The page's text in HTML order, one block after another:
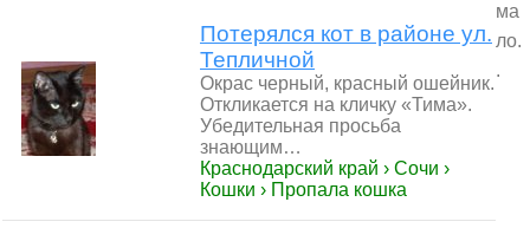
Потерялся кот в районе ул.
Тепличной
Окрас черный, красный ошейник.
Откликается на кличку «Тима».
Убедительная просьба
знающим…
Краснодарский край › Сочи ›
Кошки › Пропала кошка
ма
ло.
.